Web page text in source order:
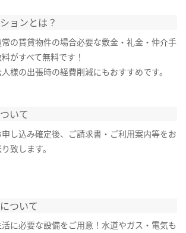
ョンとは？
の賃貸物件の場合必要な敷金・礼金・仲介手
がすべて無料です！
人様の出張時の経費削減にもおすすめです。
いて
申し込み確定後、ご請求書・ご利用案内等をお
致します。
ついて
活に必要な設備をご用意！水道やガス・電気も